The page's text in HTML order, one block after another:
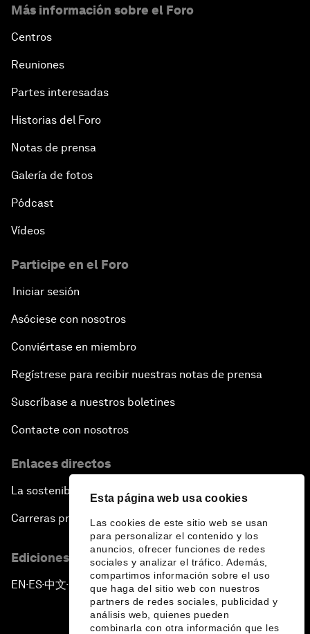
Esta página web usa cookies
Las cookies de este sitio web se usan
para personalizar el contenido y los
anuncios, ofrecer funciones de redes
sociales y analizar el tráfico. Además,
compartimos información sobre el uso
que haga del sitio web con nuestros
partners de redes sociales, publicidad y
análisis web, quienes pueden
combinarla con otra información que les
Más información sobre el Foro
Centros
Reuniones
Partes interesadas
Historias del Foro
Notas de prensa
Galería de fotos
Pódcast
Vídeos
Participe en el Foro
Iniciar sesión
Asóciese con nosotros
Conviértase en miembro
Regístrese para recibir nuestras notas de prensa
Suscríbase a nuestros boletines
Contacte con nosotros
Enlaces directos
La sostenibilidad en el Foro
Carreras profesionales
Ediciones en otros idiomas
EN ▪ ES▪中文▪ 日本語